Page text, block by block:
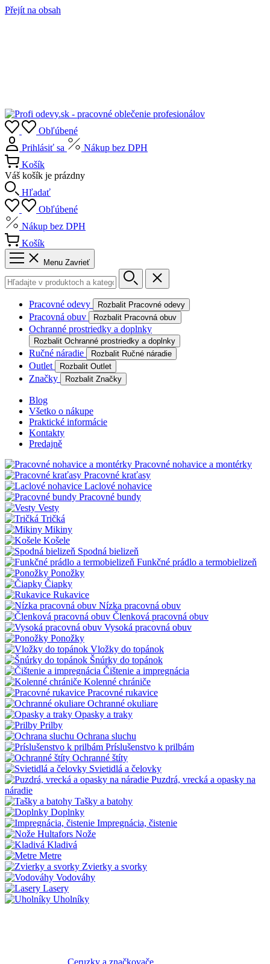
Přejít na obsah
Obľúbené
Prihlásiť sa
Nákup bez DPH
Košík
Váš košík je prázdny
Hľadať
Obľúbené
Nákup bez DPH
Košík
Menu Zavrieť
Pracovné odevy Rozbalit Pracovné odevy
Pracovná obuv Rozbalit Pracovná obuv
Ochranné prostriedky a doplnky
Rozbalit Ochranné prostriedky a doplnky
Ručné náradie Rozbalit Ručné náradie
Outlet Rozbalit Outlet
Značky Rozbalit Značky
Blog
Všetko o nákupe
Praktické informácie
Kontakty
Predajně
Pracovné nohavice a montérky
Pracovné kraťasy
Laclové nohavice
Pracovné bundy
Vesty
Tričká
Mikiny
Košele
Spodná bielizeň
Funkčné prádlo a termobielizeň
Ponožky
Čiapky
Rukavice
Nízka pracovná obuv
Členková pracovná obuv
Vysoká pracovná obuv
Ponožky
Vložky do topánok
Šnúrky do topánok
Čištenie a impregnácia
Kolenné chrániče
Pracovné rukavice
Ochranné okuliare
Opasky a traky
Prilby
Ochrana sluchu
Príslušenstvo k prilbám
Ochranné štíty
Svietidlá a čelovky
Puzdrá, vrecká a opasky na
náradie
Tašky a batohy
Doplnky
Impregnácia, čistenie
Nože
Kladivá
Metre
Zvierky a svorky
Vodováhy
Lasery
Uholníky